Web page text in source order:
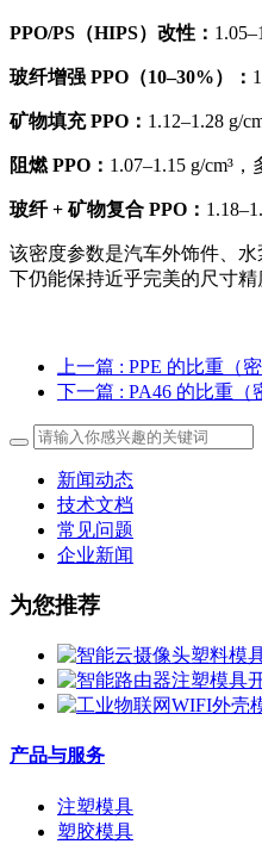
PPO/PS（HIPS）改性：
玻纤增强 PPO（10–30%）：
矿物填充 PPO： 1.12–1.28 g/
阻燃 PPO： 1.07–1.15 g/cm³
玻纤 + 矿物复合 PPO：
该密度参数是汽车外饰件、
下仍能保持近乎完美的尺寸
上一篇 : PPE 的比重（密
下一篇 : PA46 的比重（
新闻动态
技术文档
常见问题
企业新闻
为您推荐
产品与服务
注塑模具
塑胶模具